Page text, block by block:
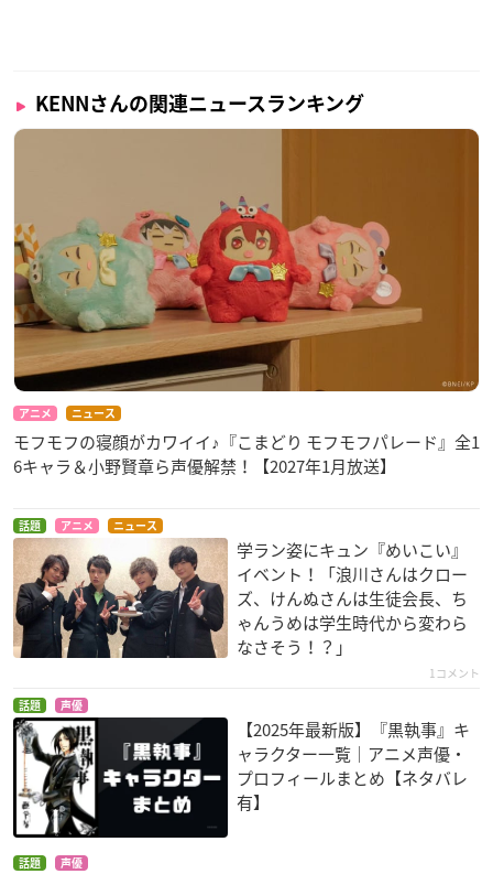
KENNさんの関連ニュースランキング
アニメ ニュース
モフモフの寝顔がカワイイ♪『こまどり モフモフパレード』全1
6キャラ＆小野賢章ら声優解禁！【2027年1月放送】
話題 アニメ ニュース
学ラン姿にキュン『めいこい』
イベント！「浪川さんはクロー
ズ、けんぬさんは生徒会長、ち
ゃんうめは学生時代から変わら
なさそう！？」
1コメント
話題 声優
【2025年最新版】『黒執事』キ
ャラクター一覧｜アニメ声優・
プロフィールまとめ【ネタバレ
有】
話題 声優